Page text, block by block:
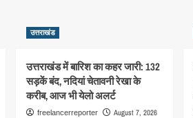
उत्तराखंड
उत्तराखंड में बारिश का कहर जारी: 132
सड़कें बंद, नदियां चेतावनी रेखा के
करीब, आज भी येलो अलर्ट
freelancerreporter August 7, 2026